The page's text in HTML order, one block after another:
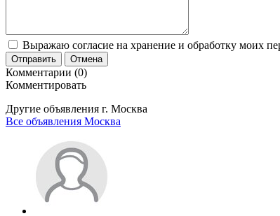
Выражаю согласие на хранение и обработку моих
Отправить Отмена
Комментарии (0)
Комментировать
Другие объявления г. Москва
Все объявления Москва